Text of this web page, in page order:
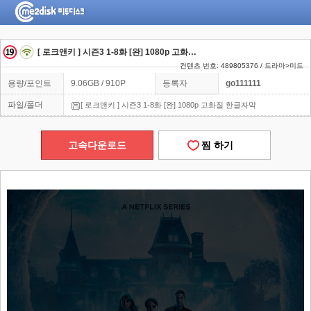
[ 로크앤키 ] 시즌3 1-8화 [완] 1080p 고화질 한글자막
컨텐츠 번호: 489805376 / 드라마>미드
용량/포인트 9.06GB / 910P 등록자 go111111
파일/폴더 [ 로크앤키 ] 시즌3 1-8화 [완] 1080p 고화질 한글자막
고속다운로드 찜 하기